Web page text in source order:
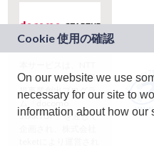
ドコモグループの新
規事業創出プログラ
ム「docomo
STARTUP」を通じて
On our website we use
necessary for our site to
information about how our